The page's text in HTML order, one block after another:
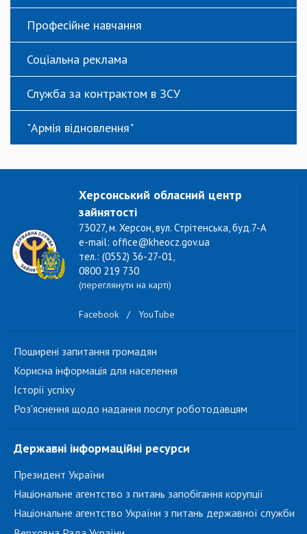
Професійне навчання
Соціальна реклама
Служба за контрактом в ЗСУ
"Армія відновлення"
Херсонський обласний центр
зайнятості
73027, м. Херсон, вул. Стрітенська, буд.7-А
e-mail: office@kheocz.gov.ua
тел.: (0552) 36-27-01,
0800 219 730
(переглянути на карті)
Facebook / YouTube
Поширені запитання громадян
Корисна інформація для населення
Історії успіху
Роз'яснення щодо надання послуг роботодавцям
Державні інформаційні ресурси
Президент України
Національне агентство з питань запобігання корупції
Національне агентство України з питань державної служби